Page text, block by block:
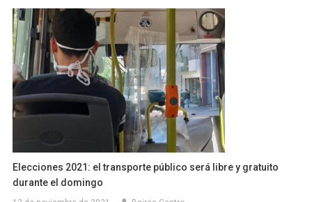
Elecciones 2021: el transporte público será libre y gratuito
durante el domingo